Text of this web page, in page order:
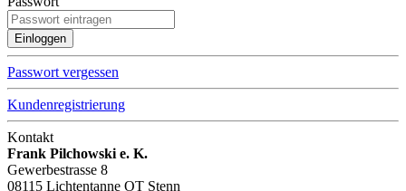
Passwort vergessen
Kundenregistrierung
Kontakt
Frank Pilchowski e. K.
Gewerbestrasse 8
08115 Lichtentanne OT Stenn